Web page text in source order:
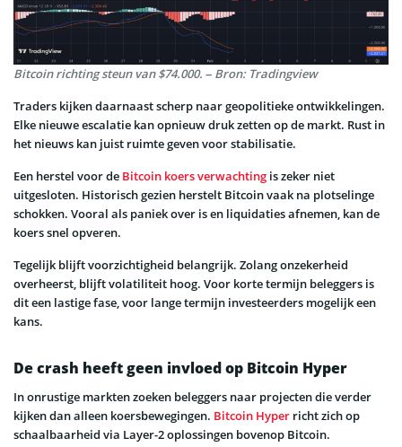
Bitcoin richting steun van $74.000. – Bron: Tradingview
Traders kijken daarnaast scherp naar geopolitieke ontwikkelingen.
Elke nieuwe escalatie kan opnieuw druk zetten op de markt. Rust in
het nieuws kan juist ruimte geven voor stabilisatie.
Een herstel voor de Bitcoin koers verwachting is zeker niet
uitgesloten. Historisch gezien herstelt Bitcoin vaak na plotselinge
schokken. Vooral als paniek over is en liquidaties afnemen, kan de
koers snel opveren.
Tegelijk blijft voorzichtigheid belangrijk. Zolang onzekerheid
overheerst, blijft volatiliteit hoog. Voor korte termijn beleggers is
dit een lastige fase, voor lange termijn investeerders mogelijk een
kans.
De crash heeft geen invloed op Bitcoin Hyper
In onrustige markten zoeken beleggers naar projecten die verder
kijken dan alleen koersbewegingen. Bitcoin Hyper richt zich op
schaalbaarheid via Layer-2 oplossingen bovenop Bitcoin.